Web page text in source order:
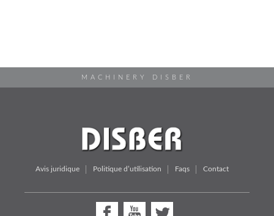
MACHINERY DISBER
Avis juridique Politique d’utilisation Faqs Contact